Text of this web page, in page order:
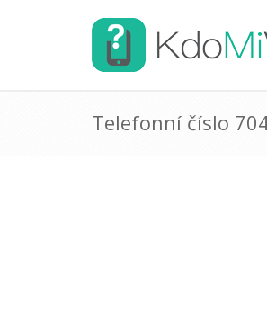
Telefonní číslo